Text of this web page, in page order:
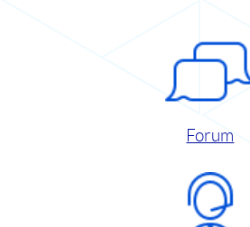
Forum